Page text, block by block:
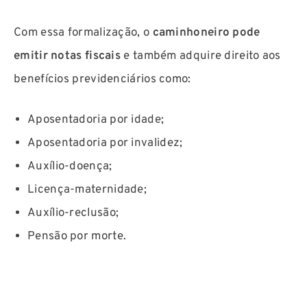
Com essa formalização, o caminhoneiro pode
emitir notas fiscais e também adquire direito aos
benefícios previdenciários como:
Aposentadoria por idade;
Aposentadoria por invalidez;
Auxílio-doença;
Licença-maternidade;
Auxílio-reclusão;
Pensão por morte.